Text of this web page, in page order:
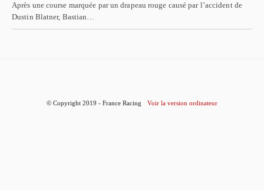
Après une course marquée par un drapeau rouge causé par l’accident de
Dustin Blatner, Bastian…
© Copyright 2019 - France Racing Voir la version ordinateur